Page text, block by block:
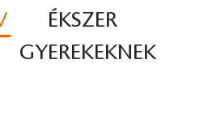
ÉKSZER
GYEREKEKNEK